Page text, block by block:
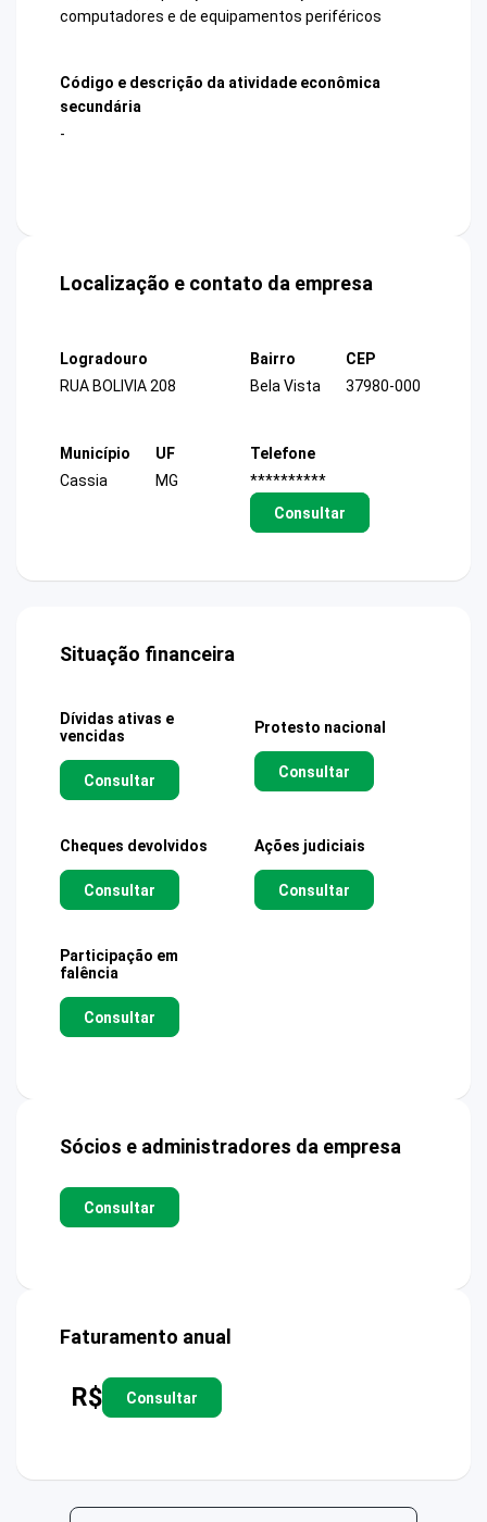
computadores e de equipamentos periféricos
Código e descrição da atividade econômica
secundária
-
Localização e contato da empresa
Logradouro
RUA BOLIVIA 208
Bairro
Bela Vista
CEP
37980-000
Município
Cassia
UF
MG
Telefone
**********
Consultar
Situação financeira
Dívidas ativas e
vencidas
Consultar
Protesto nacional
Consultar
Cheques devolvidos
Consultar
Ações judiciais
Consultar
Participação em
falência
Consultar
Sócios e administradores da empresa
Consultar
Faturamento anual
R$ Consultar